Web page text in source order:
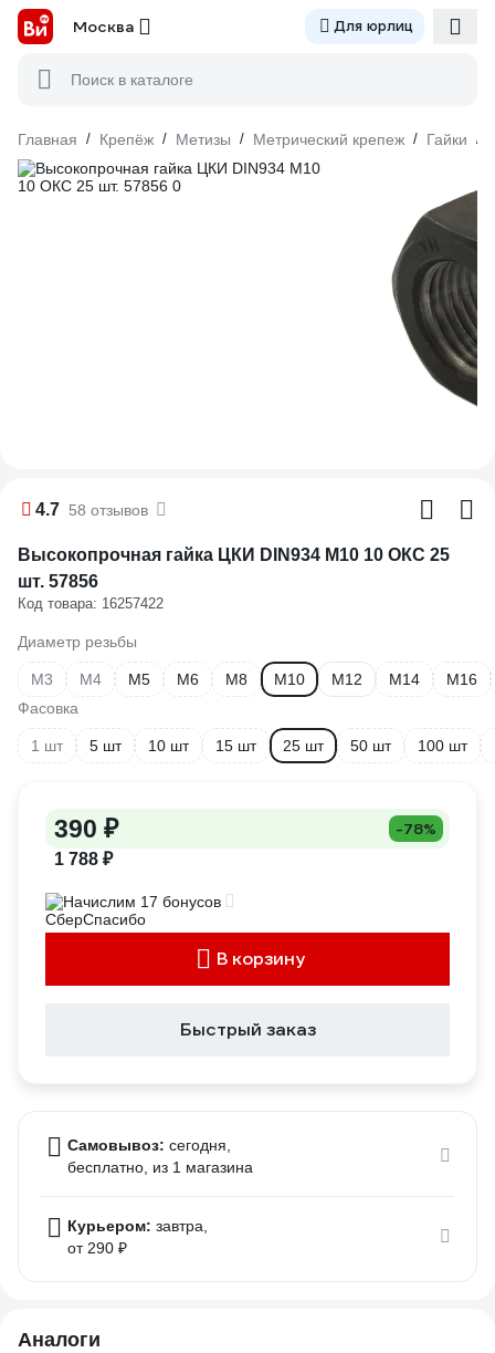
Москва Для юрлиц
Поиск в каталоге
Главная / Крепёж / Метизы / Метрический крепеж / Гайки /
4.7 58 отзывов
Высокопрочная гайка ЦКИ DIN934 М10 10 ОКС 25
шт. 57856
Код товара: 16257422
Диаметр резьбы
М3 М4 М5 М6 М8 М10 М12 М14
М16
Фасовка
1 шт 5 шт 10 шт 15 шт 25 шт 50 шт 100 шт
390 ₽ -78%
1 788 ₽
Начислим 17 бонусов
В корзину
Быстрый заказ
Самовывоз: сегодня,
бесплатно , из 1 магазина
Курьером: завтра,
от 290 ₽
Аналоги